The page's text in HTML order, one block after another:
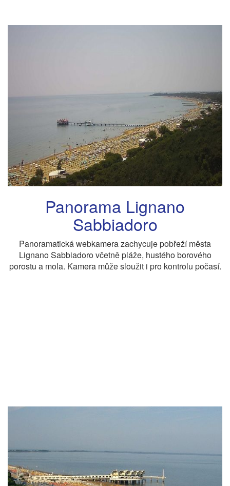
Panorama Lignano
Sabbiadoro
Panoramatická webkamera zachycuje pobřeží města
Lignano Sabbiadoro včetně pláže, hustého borového
porostu a mola. Kamera může sloužit i pro kontrolu počasí.